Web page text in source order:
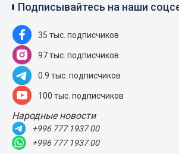
Подписывайтесь на наши
35 тыс. подписчиков
97 тыс. подписчиков
0.9 тыс. подписчиков
100 тыс. подписчиков
Народные новости
+996 777 1937 00
+996 777 1937 00